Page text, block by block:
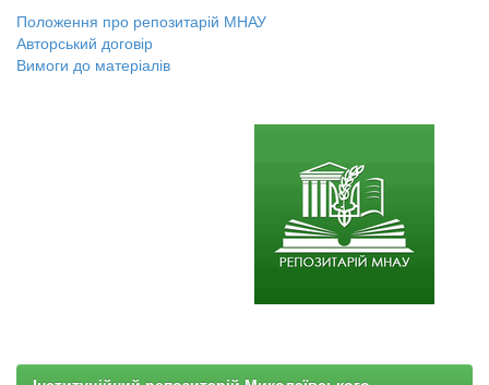
Положення про репозитарій МНАУ
Авторський договір
Вимоги до матеріалів